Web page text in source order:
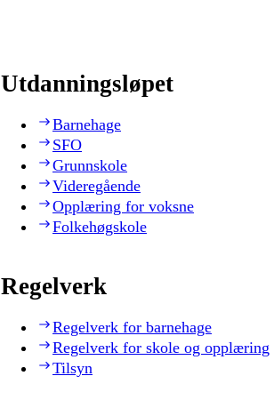
Utdanningsløpet
Barnehage
SFO
Grunnskole
Videregående
Opplæring for voksne
Folkehøgskole
Regelverk
Regelverk for barnehage
Regelverk for skole og opplæring
Tilsyn